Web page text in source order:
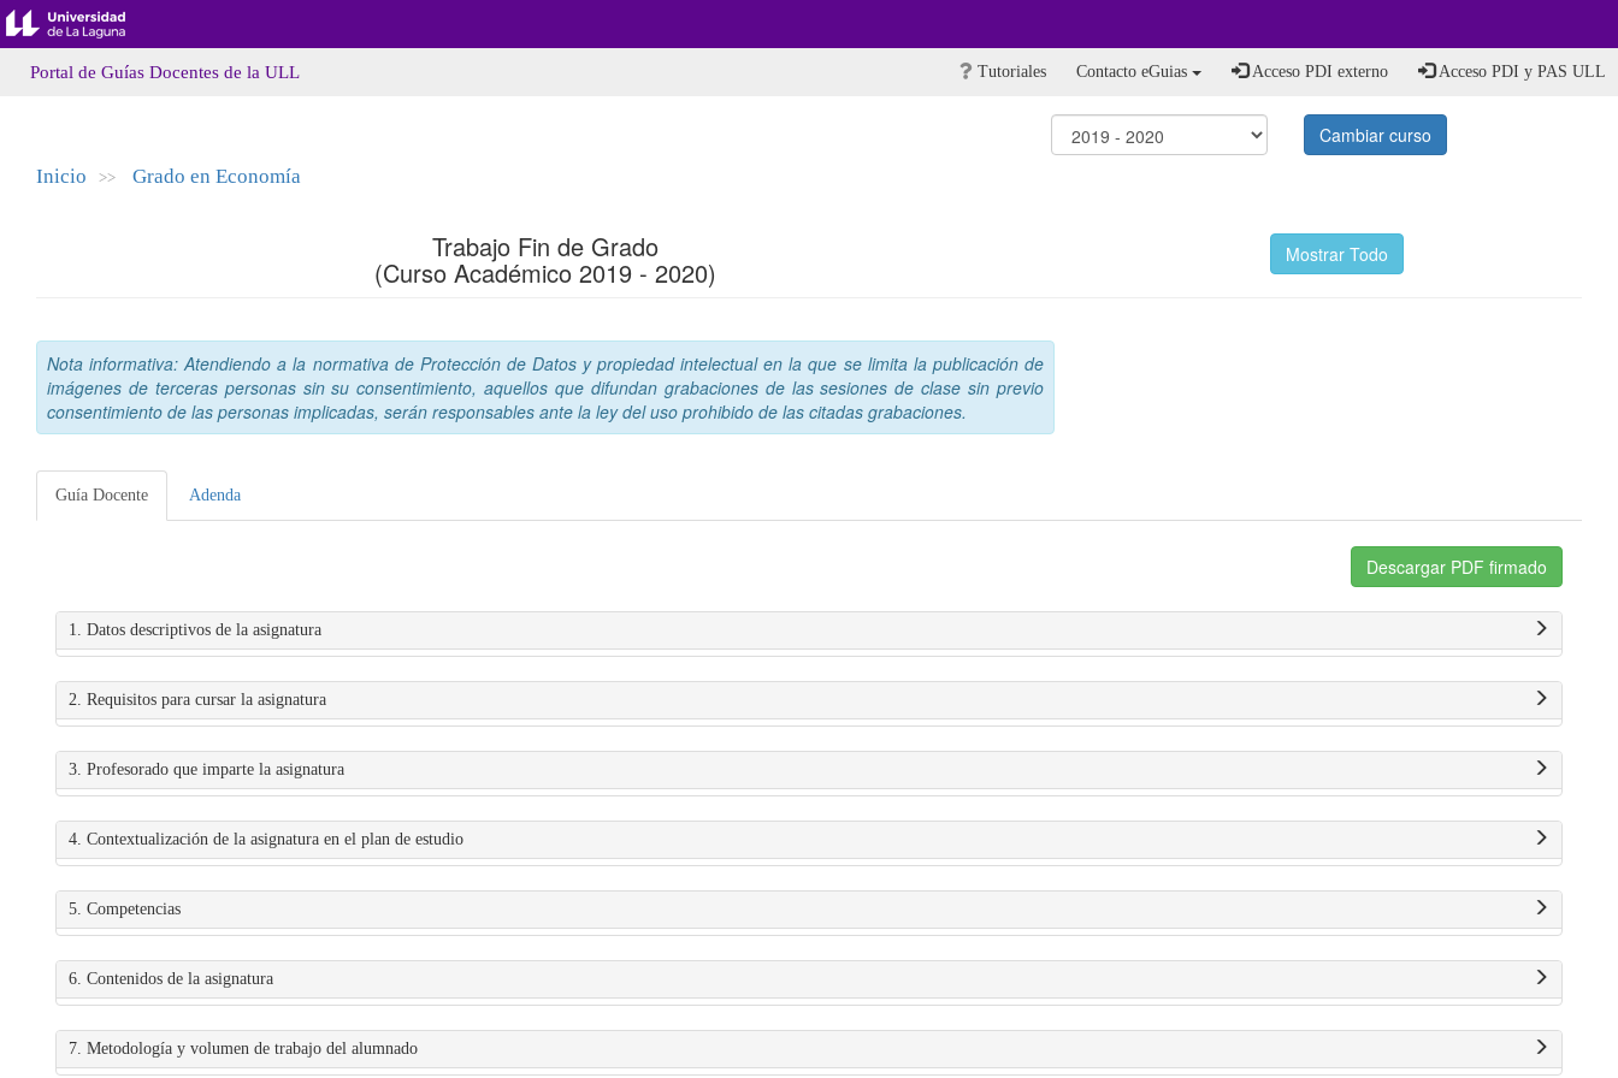
Portal de Guías Docentes de la ULL Tutoriales Contacto eGuias Acceso PDI externo Acceso PDI y PAS ULL
Cambiar curso
Inicio >> Grado en Economía
Trabajo Fin de Grado
(Curso Académico 2019 - 2020)
Mostrar Todo
Nota informativa: Atendiendo a la normativa de Protección de Datos y propiedad intelectual en la que se limita la publicación de
imágenes de terceras personas sin su consentimiento, aquellos que difundan grabaciones de las sesiones de clase sin previo
consentimiento de las personas implicadas, serán responsables ante la ley del uso prohibido de las citadas grabaciones.
Guía Docente Adenda
Descargar PDF firmado
1. Datos descriptivos de la asignatura
2. Requisitos para cursar la asignatura
3. Profesorado que imparte la asignatura
4. Contextualización de la asignatura en el plan de estudio
5. Competencias
6. Contenidos de la asignatura
7. Metodología y volumen de trabajo del alumnado